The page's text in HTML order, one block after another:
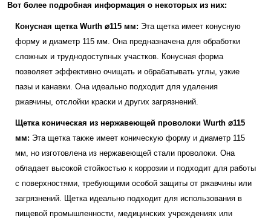
Вот более подробная информация о некоторых из них:
Конусная щетка Wurth ⌀115 мм: Эта щетка имеет конусную
форму и диаметр 115 мм. Она предназначена для обработки
сложных и труднодоступных участков. Конусная форма
позволяет эффективно очищать и обрабатывать углы, узкие
пазы и канавки. Она идеально подходит для удаления
ржавчины, отслойки краски и других загрязнений.
Щетка коническая из нержавеющей проволоки Wurth ⌀115
мм: Эта щетка также имеет коническую форму и диаметр 115
мм, но изготовлена из нержавеющей стали проволоки. Она
обладает высокой стойкостью к коррозии и подходит для работы
с поверхностями, требующими особой защиты от ржавчины или
загрязнений. Щетка идеально подходит для использования в
пищевой промышленности, медицинских учреждениях или